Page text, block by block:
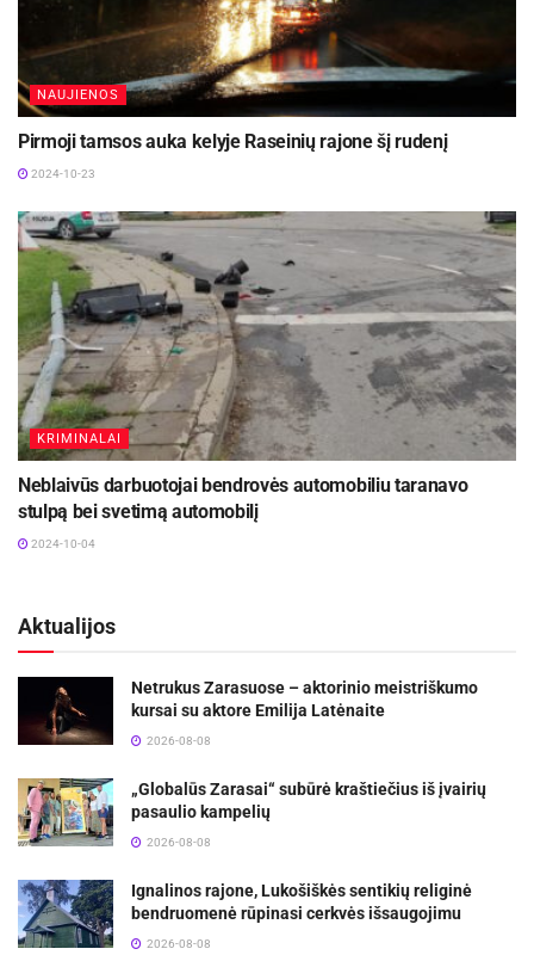
NAUJIENOS
Pirmoji tamsos auka kelyje Raseinių rajone šį rudenį
2024-10-23
KRIMINALAI
Neblaivūs darbuotojai bendrovės automobiliu taranavo
stulpą bei svetimą automobilį
2024-10-04
Aktualijos
Netrukus Zarasuose – aktorinio meistriškumo
kursai su aktore Emilija Latėnaite
2026-08-08
„Globalūs Zarasai“ subūrė kraštiečius iš įvairių
pasaulio kampelių
2026-08-08
Ignalinos rajone, Lukošiškės sentikių religinė
bendruomenė rūpinasi cerkvės išsaugojimu
2026-08-08